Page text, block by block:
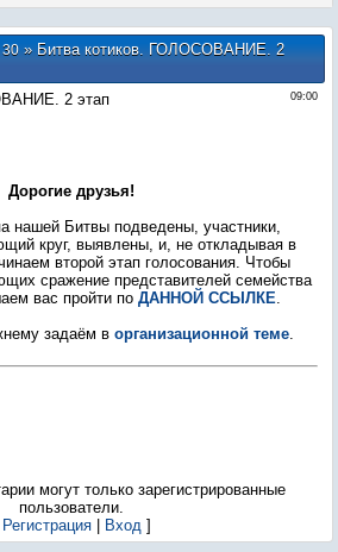
30» Битва котиков. ГОЛОСОВАНИЕ. 2
09:00
2 этап
Дорогие друзья!
нашей Битвы подведены, участники,
круг, выявлены, и, не откладывая в
второй этап голосования. Чтобы
сражение представителей семейства
вас пройти по ДАННОЙ ССЫЛКЕ.
задаём в организационной теме.
могут только зарегистрированные
пользователи.
Регистрация| Вход]